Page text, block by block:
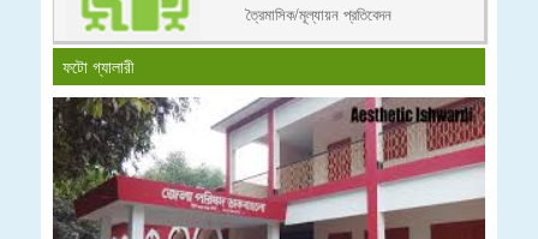
ত্রৈমাসিক/মূল্যায়ন প্রতিবেদন
ফটো গ্যালারী